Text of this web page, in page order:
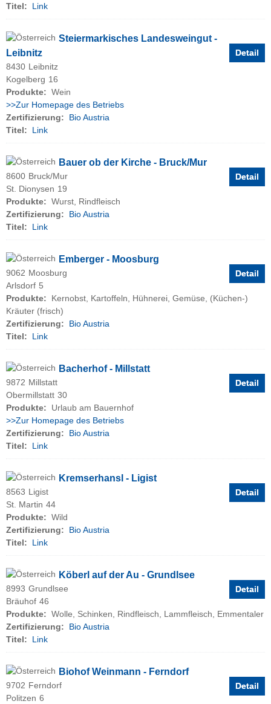
Titel:
Link
Detail
Steiermarkisches Landesweingut -
Leibnitz
8430 Leibnitz
Kogelberg 16
Produkte: Wein
>>Zur Homepage des Betriebs
Zertifizierung:
Bio Austria
Titel:
Link
Detail
Bauer ob der Kirche - Bruck/Mur
8600 Bruck/Mur
St. Dionysen 19
Produkte: Wurst, Rindfleisch
Zertifizierung:
Bio Austria
Titel:
Link
Detail
Emberger - Moosburg
9062 Moosburg
Arlsdorf 5
Produkte:
Kernobst, Kartoffeln, Hühnerei, Gemüse, (Küchen-)
Kräuter (frisch)
Zertifizierung:
Bio Austria
Titel:
Link
Detail
Bacherhof - Millstatt
9872 Millstatt
Obermillstatt 30
Produkte:
Urlaub am Bauernhof
>>Zur Homepage des Betriebs
Zertifizierung:
Bio Austria
Titel:
Link
Detail
Kremserhansl - Ligist
8563 Ligist
St. Martin 44
Produkte: Wild
Zertifizierung:
Bio Austria
Titel:
Link
Detail
Köberl auf der Au - Grundlsee
8993 Grundlsee
Bräuhof 46
Produkte: Wolle, Schinken, Rindfleisch, Lammfleisch, Emmentaler
Zertifizierung:
Bio Austria
Titel:
Link
Detail
Biohof Weinmann - Ferndorf
9702 Ferndorf
Politzen 6